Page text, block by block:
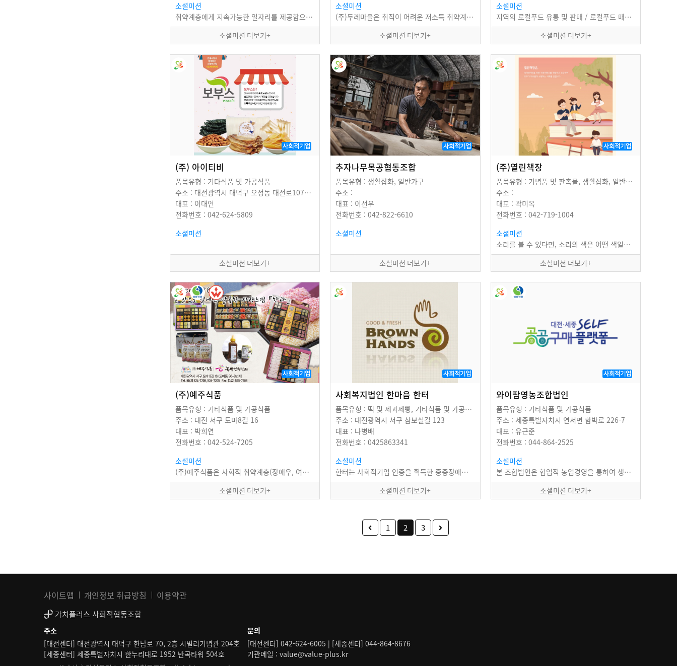
소셜미션
취약계층에게 지속가능한 일자리를 제공함으로써 지역경제 활성화에 기여한다.
소셜미션 더보기+
소셜미션
(주)두레마을은 취직이 어려운 저소득 취약계층에게 안정적인 일자리 제공과 깨끗한 시스템을…
소셜미션 더보기+
소셜미션
지역의 로컬푸드 유통 및 판매 / 로컬푸드 매장 운영
소셜미션 더보기+
사회적기업
(주) 아이티비
품목유형 : 기타식품 및 가공식품
주소 : 대전광역시 대덕구 오정동 대전로1076번길 ３６
대표 : 이대연
전화번호 : 042-624-5809
소셜미션
소셜미션 더보기+
사회적기업
추자나무목공협동조합
품목유형 : 생활잡화, 일반가구
주소 :
대표 : 이선우
전화번호 : 042-822-6610
소셜미션
소셜미션 더보기+
사회적기업
(주)열린책장
품목유형 : 기념품 및 판촉물, 생활잡화, 일반교육프로그램
주소 :
대표 : 곽미옥
전화번호 : 042-719-1004
소셜미션
소리를 볼 수 있다면, 소리의 색은 어떤 색일까요? - 우리가 흔히 접할 수 있는 '언어'를…
소셜미션 더보기+
사회적기업
(주)예주식품
품목유형 : 기타식품 및 가공식품
주소 : 대전 서구 도마8길 16
대표 : 박희연
전화번호 : 042-524-7205
소셜미션
(주)예주식품은 사회적 취약계층(장애우, 여성가장, 여성실업자)의 일자리를 제공하고, 지역주민의…
소셜미션 더보기+
사회적기업
사회복지법인 한마음 한터
품목유형 : 떡 및 제과제빵, 기타식품 및 가공식품
주소 : 대전광역시 서구 삼보실길 123
대표 : 나병배
전화번호 : 0425863341
소셜미션
한터는 사회적기업 인증을 획득한 중증장애인직업재활시설로 장애와 사회적 편견으로 인해 고용시장에서…
소셜미션 더보기+
사회적기업
와이팜영농조합법인
품목유형 : 기타식품 및 가공식품
주소 : 세종특별자치시 연서면 함박로 226-7
대표 : 유근준
전화번호 : 044-864-2525
소셜미션
본 조합법인은 협업적 농업경영을 통하여 생산성을 높이고 농산물의 출하, 가공, 판매, 수출…
소셜미션 더보기+
1 2 3
사이트맵 개인정보 취급방침 이용약관
가치플러스 사회적협동조합
주소
[대전센터] 대전광역시 대덕구 한남로 70, 2층 시빌리기념관 204호
[세종센터] 세종특별자치시 한누리대로 1952 반곡타워 504호
문의
[대전센터] 042-624-6005 | [세종센터] 044-864-8676
기관메일 : value@value-plus.kr